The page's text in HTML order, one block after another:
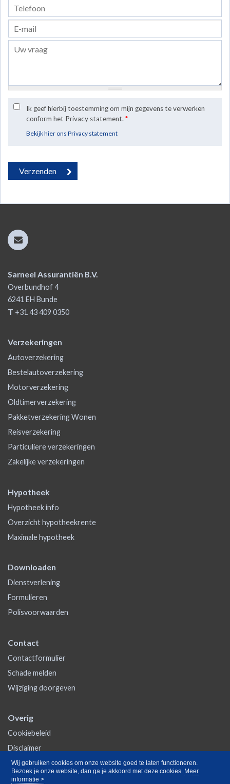
Wij gebruiken cookies om onze website goed te laten functioneren.
Bezoek je onze website, dan ga je akkoord met deze cookies. Meer
informatie >
Ik geef hierbij toestemming om mijn gegevens te verwerken
conform het Privacy statement.*
Bekijk hier ons Privacy statement
Sarneel Assurantiën B.V.
Overbundhof 4
6241 EH Bunde
T +31 43 409 0350
Verzekeringen
Autoverzekering
Bestelautoverzekering
Motorverzekering
Oldtimerverzekering
Pakketverzekering Wonen
Reisverzekering
Particuliere verzekeringen
Zakelijke verzekeringen
Hypotheek
Hypotheek info
Overzicht hypotheekrente
Maximale hypotheek
Downloaden
Dienstverlening
Formulieren
Polisvoorwaarden
Contact
Contactformulier
Schade melden
Wijziging doorgeven
Overig
Cookiebeleid
Disclaimer
Privacy